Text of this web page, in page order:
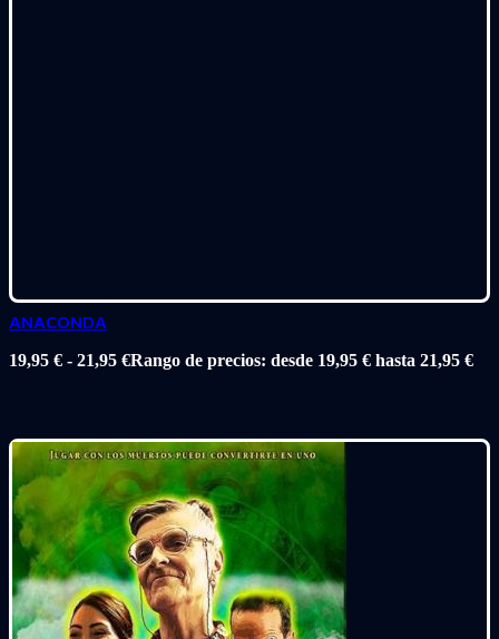
ANACONDA
19,95 € - 21,95 €Rango de precios: desde 19,95 € hasta 21,95 €